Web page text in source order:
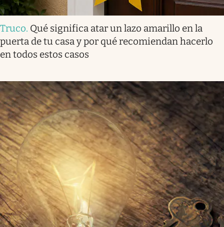
Truco. Qué significa atar un lazo amarillo en la
puerta de tu casa y por qué recomiendan hacerlo
en todos estos casos